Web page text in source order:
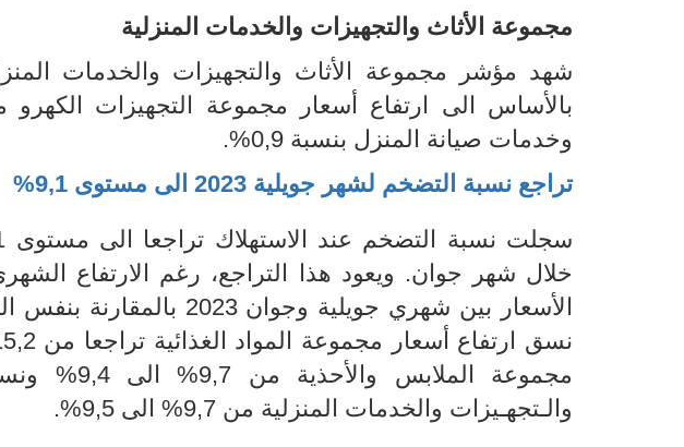
مجموعة الأثاث والتجهيزات والخدمات المنزلية
شهد مؤشر مجموعة الأثاث والتجهيزات والخدمات
وخدمات صيانة المنزل بنسبة 0,9%.
تراجع نسبة التضخم لشهر جويلية 2023 الى مستوى 9,1%
سجلت نسبة التضخم عند الاستهلاك تراجعا الى مستوى 9,1%
خلال شهر جوان. ويعود هذا التراجع، رغم الارتفاع
الأسعار بين شهري جويلية
مجموعة الملابس والأحذية من 9,7% الى 9,4% ونسق ارتفاع
والـتجهـيزات والخدمات المنزلية من 9,7% الى 9,5%.